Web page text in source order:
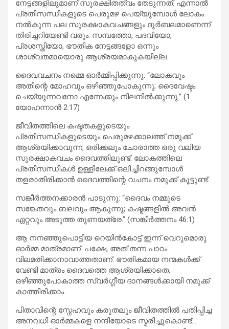
നേട്ടങ്ങളിലുമാണ് സുരക്ഷിതത്വം തേടുന്നത്. എന്നാൽ
പ്രതിസന്ധികളുടെ പെരുമഴ പെയ്യുമ്പോൾ ലോകം
നൽകുന്ന പല സുരക്ഷാകവചങ്ങളും ദുർബലമാണെന്ന്
തിരിച്ചറിയേണ്ടി വരും. സമ്പത്തോ, പദവിയോ,
പ്രശസ്തിയോ, ഭൗതിക നേട്ടങ്ങളോ ഒന്നും
ശാശ്വതമായൊരു ആശ്രയമാകുകയില്ല.
ദൈവവചനം നമ്മെ ഓർമ്മിപ്പിക്കുന്നു: “ലോകവും
അതിന്റെ മോഹവും ഒഴിഞ്ഞുപോകുന്നു; ദൈവേഷ്ടം
ചെയ്യുന്നവനോ എന്നേക്കും നിലനിൽക്കുന്നു.” (1
യോഹന്നാൻ 2:17)
ജീവിതത്തിലെ കഷ്ടതകളുടെയും
പ്രതിസന്ധികളുടെയും പെരുമഴക്കാലത്ത് നമുക്ക്
ആശ്രയിക്കാവുന്ന, ഒരിക്കലും ചോരാത്ത ഒരു വലിയ
സുരക്ഷാകവചം ദൈവത്തിലുണ്ട്. ലോകത്തിലെ
പ്രതിസന്ധികൾ ഉള്ളിലേക്ക് ഒലിച്ചിറങ്ങുമ്പോൾ
തളരാതിരിക്കാൻ ദൈവത്തിന്റെ വചനം നമുക്ക് കൂട്ടുണ്ട്.
സങ്കീർത്തനക്കാരൻ പാടുന്നു: “ദൈവം നമ്മുടെ
സങ്കേതവും ബലവും ആകുന്നു; കഷ്ടങ്ങളിൽ അവൻ
ഏറ്റവും അടുത്ത തുണയത്രേ.” (സങ്കീർത്തനം 46:1)
ആ നനഞ്ഞുപൊട്ടിയ റെയിൻകോട്ട് ഇന്ന് വെറുമൊരു
ഓർമ്മ മാത്രമാണ്. പക്ഷേ, അത് തന്ന പാഠം
വിലമതിക്കാനാവാത്തതാണ്. ഭൗതികമായ നന്മകൾക്ക്
വേണ്ടി മാത്രം ദൈവത്തെ ആശ്രയിക്കാതെ,
ഒഴിഞ്ഞുപോകാത്ത സ്വർഗ്ഗീയ ദാനങ്ങൾക്കായി നമുക്ക്
കാത്തിരിക്കാം.
പിതാവിന്റെ സ്നേഹവും കരുതലും ജീവിതത്തിൽ പതിപ്പിച്ച
അനവധി ഓർമ്മകളെ നന്ദിയോടെ സ്മരിച്ചുകൊണ്ട്…